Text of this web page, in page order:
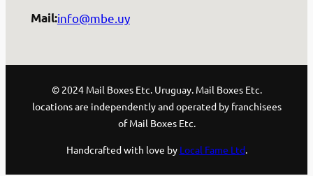
Mail:info@mbe.uy
© 2024 Mail Boxes Etc. Uruguay. Mail Boxes Etc.
locations are independently and operated by franchisees
of Mail Boxes Etc.
Handcrafted with love by Local Fame Ltd.